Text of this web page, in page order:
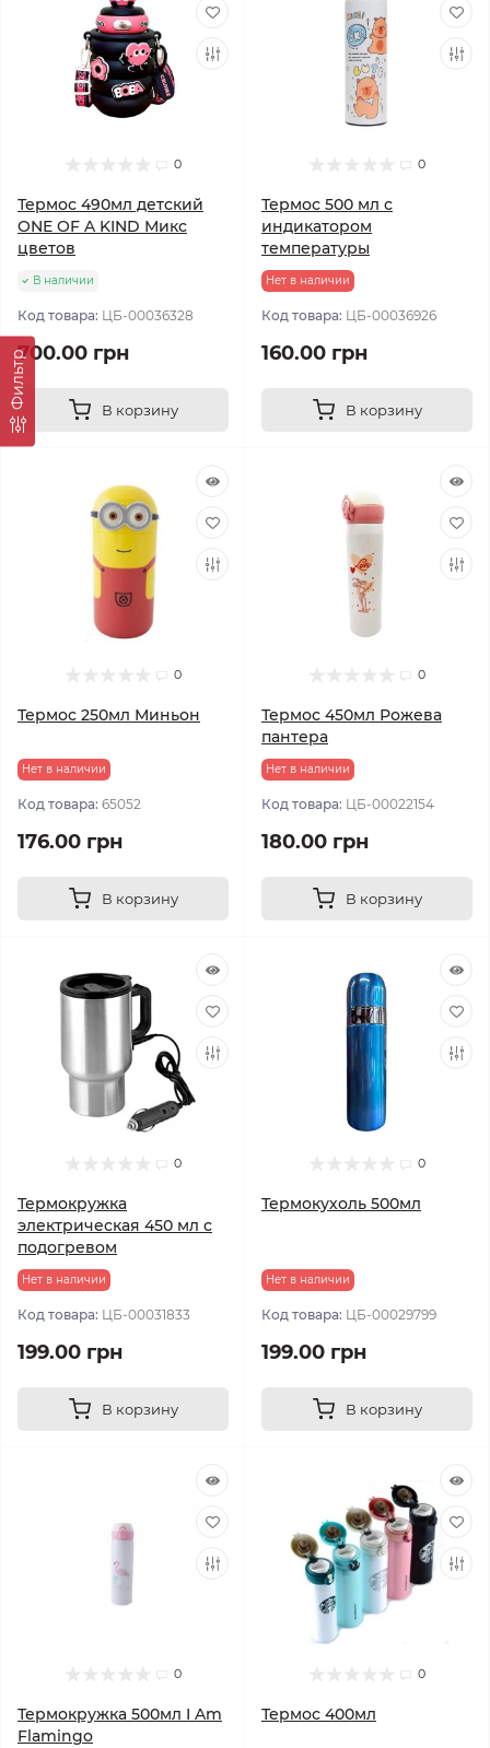
Фильтр
0
Термос 490мл детский
ONE OF A KIND Микс
цветов
В наличии
Код товара: ЦБ-00036328
700.00 грн
В корзину
0
Термос 500 мл с
индикатором
температуры
Нет в наличии
Код товара: ЦБ-00036926
160.00 грн
В корзину
0
Термос 250мл Миньон
Нет в наличии
Код товара: 65052
176.00 грн
В корзину
0
Термос 450мл Рожева
пантера
Нет в наличии
Код товара: ЦБ-00022154
180.00 грн
В корзину
0
Термокружка
электрическая 450 мл с
подогревом
Нет в наличии
Код товара: ЦБ-00031833
199.00 грн
В корзину
0
Термокухоль 500мл
Нет в наличии
Код товара: ЦБ-00029799
199.00 грн
В корзину
0
Термокружка 500мл I Am
Flamingo
0
Термос 400мл